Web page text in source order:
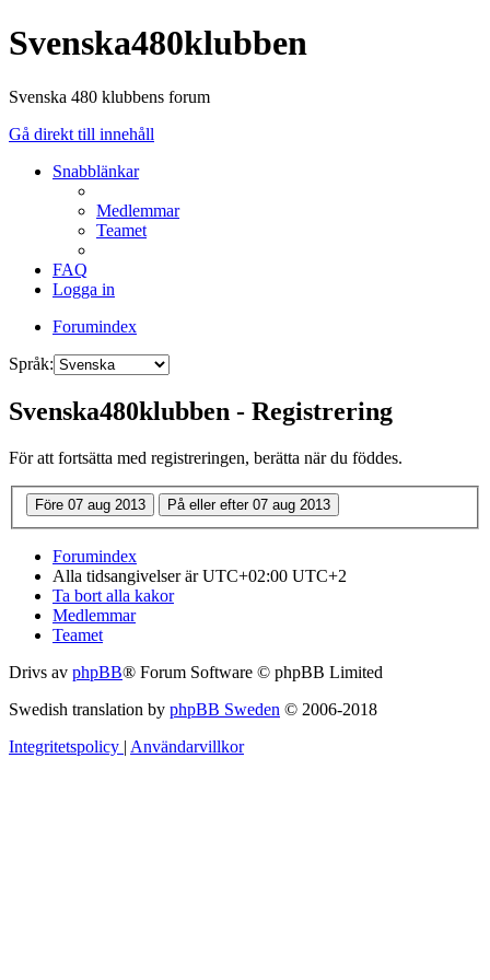
Svenska480klubben
Svenska 480 klubbens forum
Gå direkt till innehåll
Snabblänkar
Medlemmar
Teamet
FAQ
Logga in
Forumindex
Språk:
Svenska480klubben - Registrering
För att fortsätta med registreringen, berätta när du föddes.
Forumindex
Alla tidsangivelser är UTC+02:00 UTC+2
Ta bort alla kakor
Medlemmar
Teamet
Drivs av phpBB® Forum Software © phpBB Limited
Swedish translation by phpBB Sweden © 2006-2018
Integritetspolicy | Användarvillkor